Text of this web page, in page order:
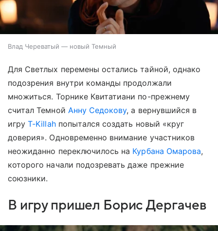
Влад Череватый — новый Темный
Для Светлых перемены остались тайной, однако
подозрения внутри команды продолжали
множиться. Торнике Квитатиани по-прежнему
считал Темной Анну Седокову, а вернувшийся в
игруT-Killahпопытался создать новый «круг
доверия». Одновременно внимание участников
неожиданно переключилось на Курбана Омарова,
которого начали подозревать даже прежние
союзники.
В игру пришел Борис Дергачев